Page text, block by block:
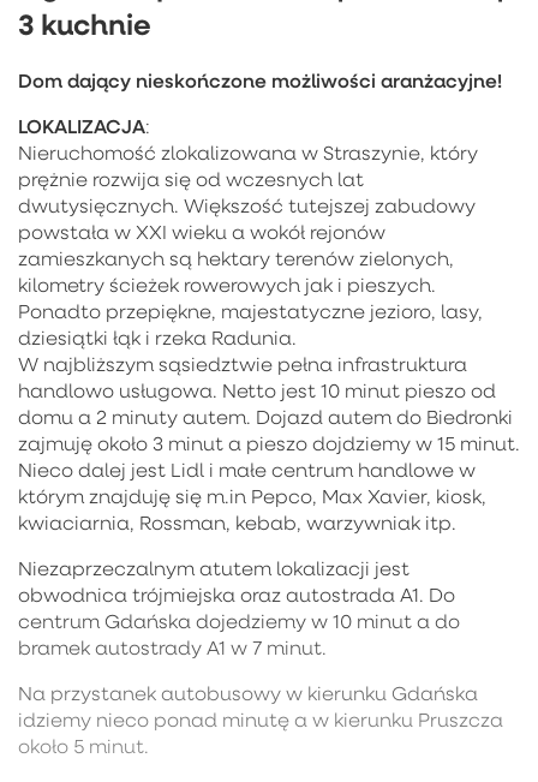
3 kuchnie
Dom dający nieskończone możliwości aranżacyjne!
LOKALIZACJA:
Nieruchomość zlokalizowana w Straszynie, który
prężnie rozwija się od wczesnych lat
dwutysięcznych. Większość tutejszej zabudowy
powstała w XXI wieku a wokół rejonów
zamieszkanych są hektary terenów zielonych,
kilometry ścieżek rowerowych jak i pieszych.
Ponadto przepiękne, majestatyczne jezioro, lasy,
dziesiątki łąk i rzeka Radunia.
W najbliższym sąsiedztwie pełna infrastruktura
handlowo usługowa. Netto jest 10 minut pieszo od
domu a 2 minuty autem. Dojazd autem do Biedronki
zajmuję około 3 minut a pieszo dojdziemy w 15 minut.
Nieco dalej jest Lidl i małe centrum handlowe w
którym znajduję się m.in Pepco, Max Xavier, kiosk,
kwiaciarnia, Rossman, kebab, warzywniak itp.
Niezaprzeczalnym atutem lokalizacji jest
obwodnica trójmiejska oraz autostrada A1. Do
centrum Gdańska dojedziemy w 10 minut a do
bramek autostrady A1 w 7 minut.
Na przystanek autobusowy w kierunku Gdańska
idziemy nieco ponad minutę a w kierunku Pruszcza
około 5 minut.